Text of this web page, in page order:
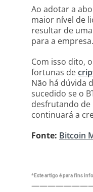
Ao adotar a
maior nível de
resultar de
para a empresa.
Com isso dito,
fortunas de
Não há dúvida
sucedido se o
desfrutando de
continuará a
Fonte: Bitcoin
*Este artigo é para fins